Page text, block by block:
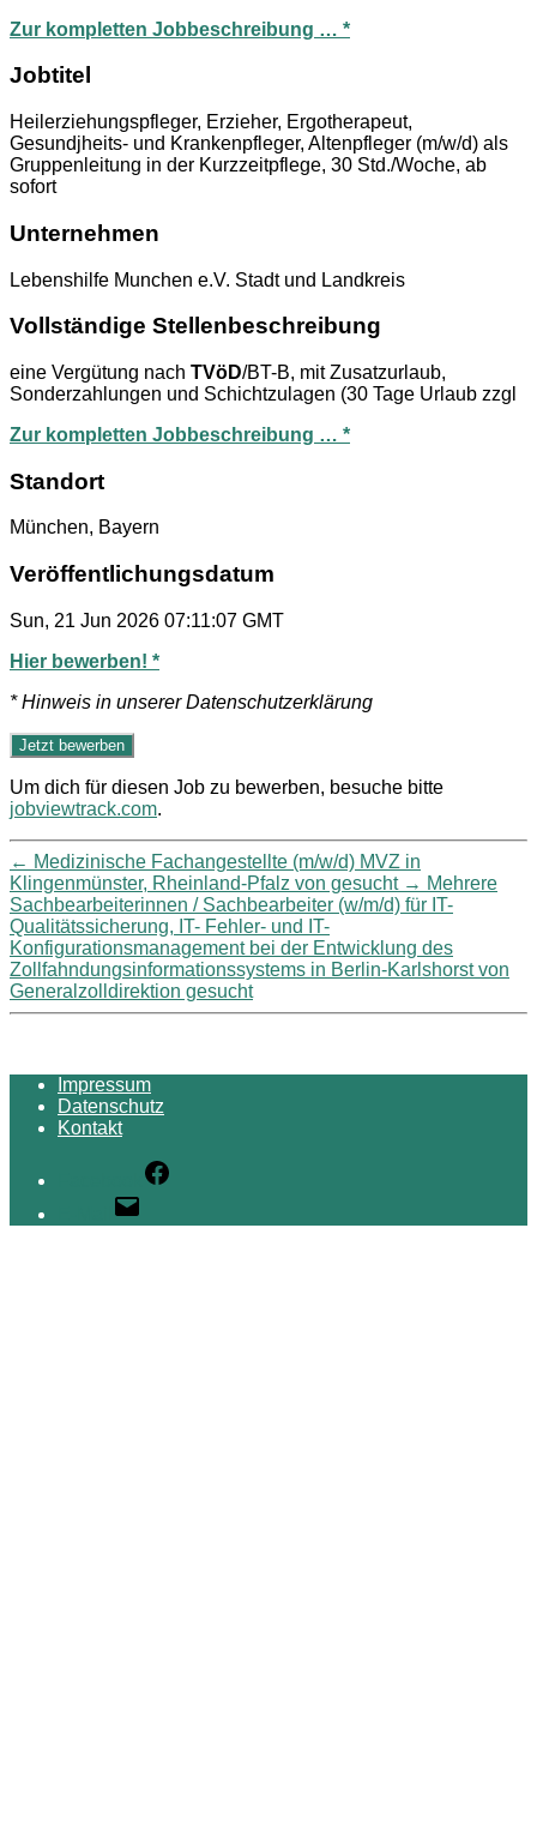
Zur kompletten Jobbeschreibung … *
Jobtitel
Heilerziehungspfleger, Erzieher, Ergotherapeut,
Gesundjheits- und Krankenpfleger, Altenpfleger (m/w/d) als
Gruppenleitung in der Kurzzeitpflege, 30 Std./Woche, ab
sofort
Unternehmen
Lebenshilfe Munchen e.V. Stadt und Landkreis
Vollständige Stellenbeschreibung
eine Vergütung nach TVöD/BT-B, mit Zusatzurlaub,
Sonderzahlungen und Schichtzulagen (30 Tage Urlaub zzgl
Zur kompletten Jobbeschreibung … *
Standort
München, Bayern
Veröffentlichungsdatum
Sun, 21 Jun 2026 07:11:07 GMT
Hier bewerben! *
* Hinweis in unserer Datenschutzerklärung
Um dich für diesen Job zu bewerben, besuche bitte
jobviewtrack.com.
← Medizinische Fachangestellte (m/w/d) MVZ in
Klingenmünster, Rheinland-Pfalz von gesucht → Mehrere
Sachbearbeiterinnen / Sachbearbeiter (w/m/d) für IT-
Qualitätssicherung, IT- Fehler- und IT-
Konfigurationsmanagement bei der Entwicklung des
Zollfahndungsinformationssystems in Berlin-Karlshorst von
Generalzolldirektion gesucht
Impressum
Datenschutz
Kontakt